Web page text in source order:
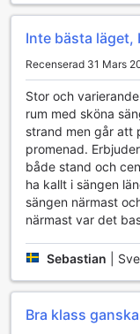
vänner och familj i
För dem som
också olika
du delta i
gemenskap och
med brädspel, en
avkopplande
något roligt att
och aktivitet gör
(Regent) är en
socialt umgänge.
Sportanläggningar
(Regent)
På KTK Pattaya
sportälskare njuta
är designade för
Inte bästa
Recenserad 31 Mars
Stor och
rum med sköna
strand men går att
promenad.
både stand och
ha kallt i sängen
sängen närmast
närmast var det
Sebastian
Bra klass